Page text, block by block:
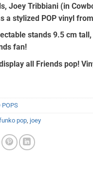
τιμή
είναι:
€11.90.
Joey Tribbiani (in
a stylized POP vinyl
stands 9.5 cm
fan!
all Friends pop!
POPS
pop joey